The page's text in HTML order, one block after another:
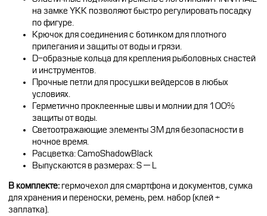
на замке YKK позволяют быстро регулировать посадку
по фигуре.
Крючок для соединения с ботинком для плотного
прилегания и защиты от воды и грязи.
D-образные кольца для крепления рыболовных снастей
и инструментов.
Прочные петли для просушки вейдерсов в любых
условиях.
Герметично проклеенные швы и молнии для 100%
защиты от воды.
Светоотражающие элементы 3M для безопасности в
ночное время.
Расцветка: CamoShadowBlack
Выпускаются в размерах: S — L
В комплекте:гермочехол для смартфона и документов, сумка
для хранения и переноски, ремень, рем. набор (клей +
заплатка).